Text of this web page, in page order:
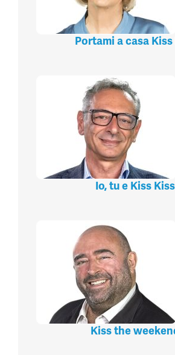
Portami a casa Kiss
Io, tu e Kiss Kiss
Kiss the